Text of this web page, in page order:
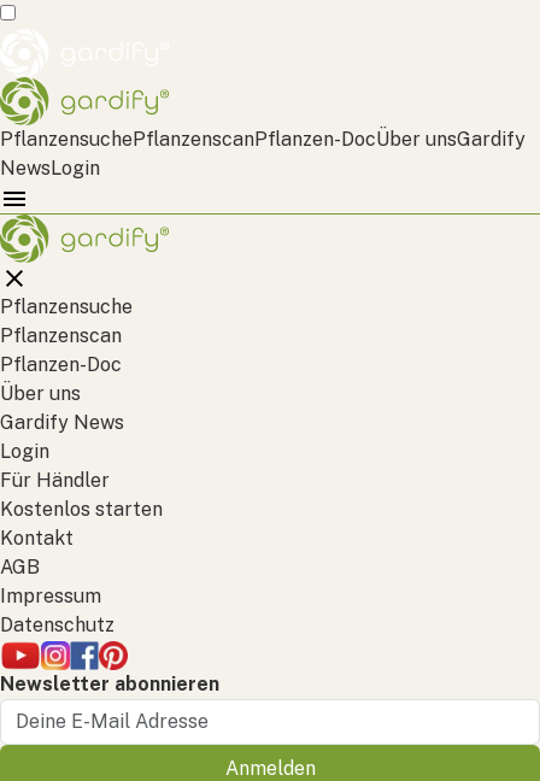
PflanzensuchePflanzenscanPflanzen-DocÜber unsGardify
NewsLogin
Pflanzensuche
Pflanzenscan
Pflanzen-Doc
Über uns
Gardify News
Login
Für Händler
Kostenlos starten
Kontakt
AGB
Impressum
Datenschutz
Newsletter abonnieren
Anmelden